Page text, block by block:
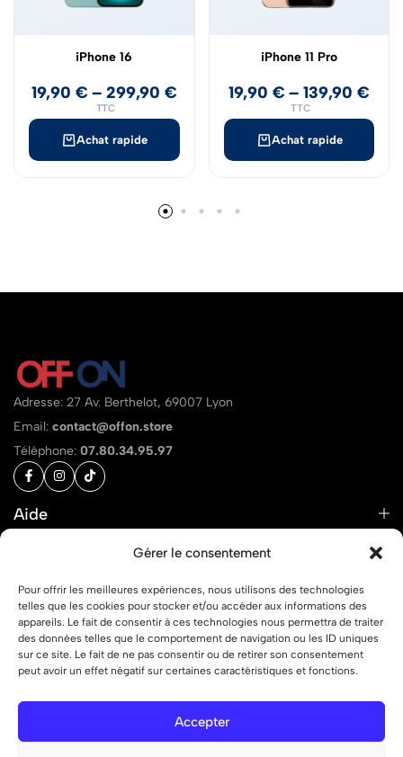
Gérer le consentement
Pour offrir les meilleures expériences, nous utilisons des technologies
telles que les cookies pour stocker et/ou accéder aux informations des
appareils. Le fait de consentir à ces technologies nous permettra de traiter
des données telles que le comportement de navigation ou les ID uniques
sur ce site. Le fait de ne pas consentir ou de retirer son consentement
peut avoir un effet négatif sur certaines caractéristiques et fonctions.
Accepter
Achat rapide
iPhone 16
19,90 € –299,90 €
TTC
Achat rapide
iPhone 11 Pro
19,90 € –139,90 €
TTC
Adresse: 27 Av. Berthelot, 69007 Lyon
Email: contact@offon.store
Téléphone: 07.80.34.95.97
Aide
© 2026 OFF ON – Tous droits réservés.